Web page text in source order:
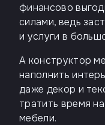
финансово
силами, ведь
и услуги в
А конструктор
наполнить
даже декор и
тратить время
мебели.